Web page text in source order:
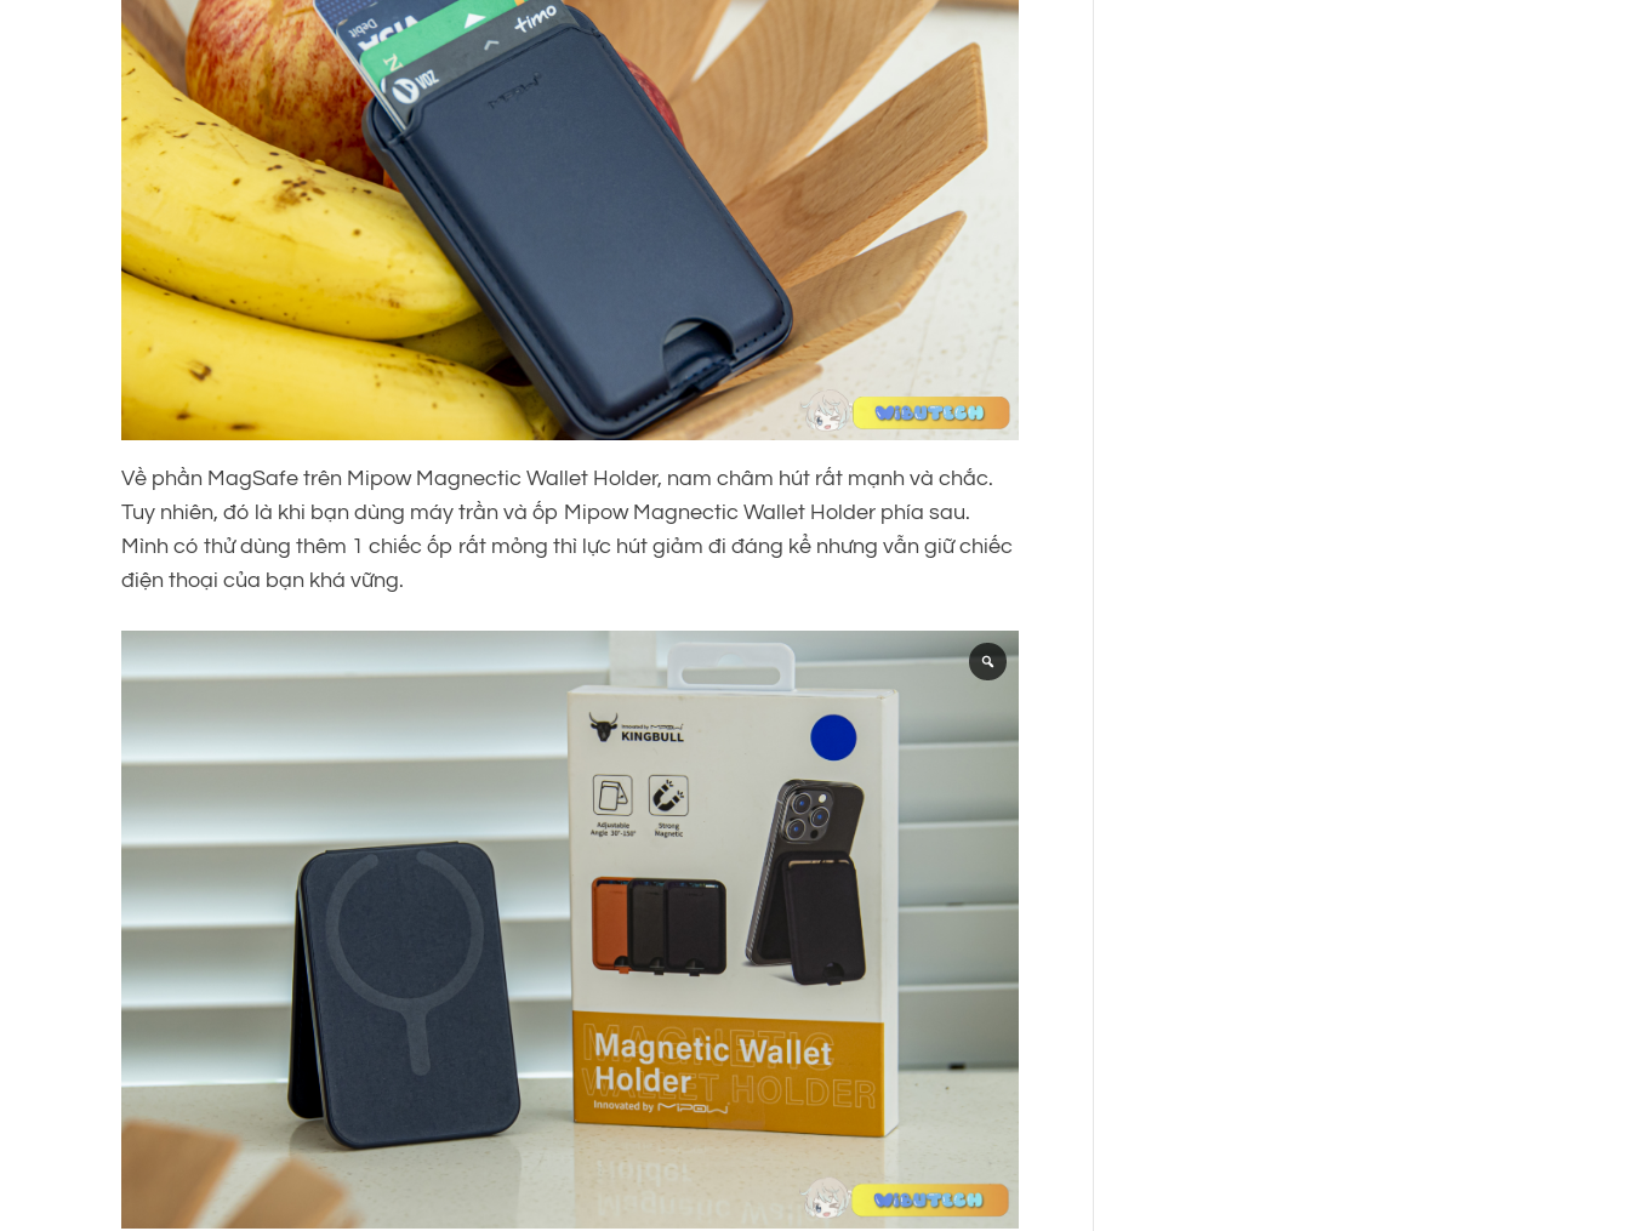
Về phần MagSafe trên Mipow Magnectic Wallet Holder, nam châm hút rất mạnh và chắc.
Tuy nhiên, đó là khi bạn dùng máy trần và ốp Mipow Magnectic Wallet Holder phía sau.
Mình có thử dùng thêm 1 chiếc ốp rất mỏng thì lực hút giảm đi đáng kể nhưng vẫn giữ chiếc
điện thoại của bạn khá vững.